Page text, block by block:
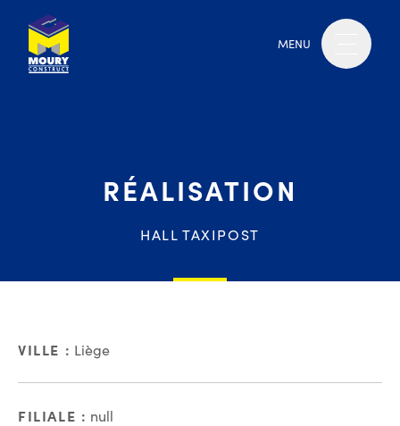
MENU
RÉALISATION
HALL TAXIPOST
VILLE : Liège
FILIALE : null